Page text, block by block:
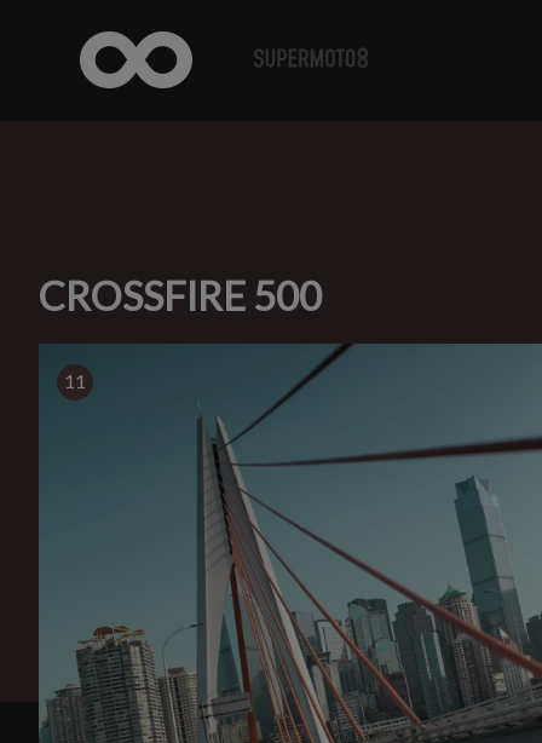
CROSSFIRE 500
11